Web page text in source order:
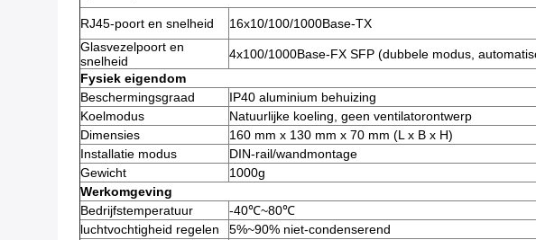
RJ45-poort en snelheid
16x10/100/1000Base-TX
Glasvezelpoort en
snelheid
4x100/1000Base-FX SFP (dubbele modus,
Fysiek eigendom
Beschermingsgraad
IP40 aluminium behuizing
Koelmodus
Natuurlijke koeling, geen ventilatorontwerp
Dimensies
160 mm x 130 mm x 70 mm (L x B x H)
Installatie modus
DIN-rail/wandmontage
Gewicht
1000g
Werkomgeving
Bedrijfstemperatuur
-40℃~80℃
luchtvochtigheid regelen
5%~90% niet-condenserend